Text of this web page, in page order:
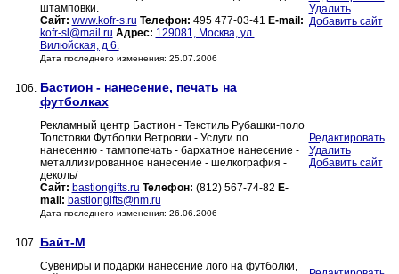
штамповки.
Сайт: www.kofr-s.ru Телефон: 495 477-03-41 E-mail:
kofr-sl@mail.ru Адрес: 129081, Москва, ул.
Вилюйская, д 6.
Дата последнего изменения: 25.07.2006
Удалить
Добавить сайт
106. Бастион - нанесение, печать на
футболках
Рекламный центр Бастион - Текстиль Рубашки-поло
Толстовки Футболки Ветровки - Услуги по
нанесению - тампопечать - бархатное нанесение -
металлизированное нанесение - шелкография -
деколь/
Сайт: bastiongifts.ru Телефон: (812) 567-74-82 E-
mail: bastiongifts@nm.ru
Дата последнего изменения: 26.06.2006
Редактировать
Удалить
Добавить сайт
107. Байт-М
Сувениры и подарки нанесение лого на футболки,